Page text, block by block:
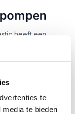
te
te bieden
heeft een
voor het
is de meest
zijn groen
met een